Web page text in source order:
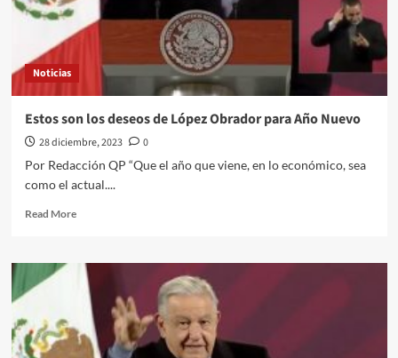
Noticias
Estos son los deseos de López Obrador para Año Nuevo
28 diciembre, 2023
0
Por Redacción QP “Que el año que viene, en lo económico, sea
como el actual....
Read MoreRead
Estos
son
los
deseos
de
López